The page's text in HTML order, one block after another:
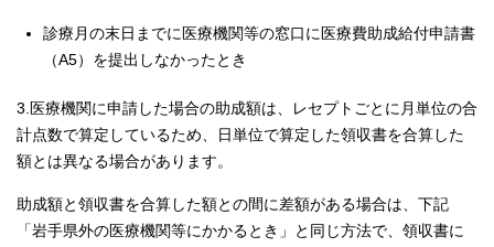
診療月の末日までに医療機関等の窓口に医療費助成給付申請書
（A5）を提出しなかったとき
3.医療機関に申請した場合の助成額は、レセプトごとに月単位の合
計点数で算定しているため、日単位で算定した領収書を合算した
額とは異なる場合があります。
助成額と領収書を合算した額との間に差額がある場合は、下記
「岩手県外の医療機関等にかかるとき」と同じ方法で、領収書に